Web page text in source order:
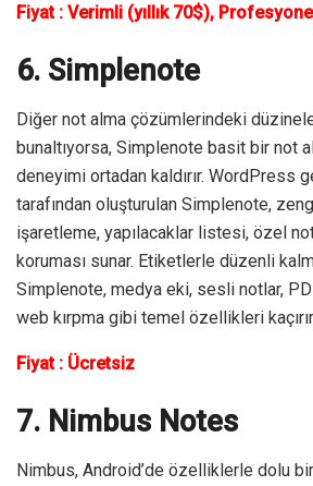
Fiyat : Verimli (yıllık 70$),
6. Simplenote
Diğer not alma çözümlerindeki
bunaltıyorsa, Simplenote basit bir not
deneyimi ortadan kaldırır. WordPress
tarafından oluşturulan Simplenote,
işaretleme, yapılacaklar listesi, özel
koruması sunar. Etiketlerle düzenli
Simplenote, medya eki, sesli notlar,
web kırpma gibi temel özellikleri
Fiyat : Ücretsiz
7. Nimbus Notes
Nimbus, Android’de özelliklerle dolu